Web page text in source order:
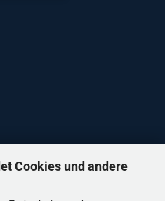
Cookies und andere